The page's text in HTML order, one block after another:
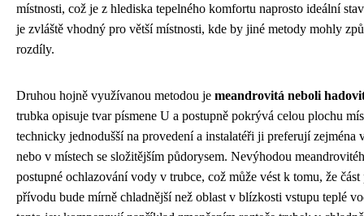
místnosti, což je z hlediska tepelného komfortu naprosto ideální
je zvláště vhodný pro větší místnosti, kde by jiné metody mohly
rozdíly.
Druhou hojně využívanou metodou je meandrovitá neboli
trubka opisuje tvar písmene U a postupně pokrývá celou plochu
technicky jednodušší na provedení a instalatéři ji preferují zejména
nebo v místech se složitějším půdorysem. Nevýhodou
postupné ochlazování vody v trubce, což může vést k tomu, že
přívodu bude mírně chladnější než oblast v blízkosti vstupu teplé